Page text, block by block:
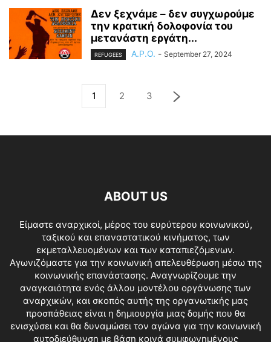
Δεν ξεχνάμε – δεν συγχωρούμε
την κρατική δολοφονία του
μετανάστη εργάτη...
REFUGEES A.P.O. - September 27, 2024
1 2 3
ABOUT US
Είμαστε αναρχικοί, μέρος του ευρύτερου κοινωνικού,
ταξικού και επαναστατικού κινήματος, των
εκμεταλλευομένων και των καταπιεζόμενων.
Αγωνιζόμαστε για την κοινωνική απελευθέρωση μέσω της
κοινωνικής επανάστασης. Αναγνωρίζουμε την
αναγκαιότητα ενός άλλου μοντέλου οργάνωσης των
αναρχικών, και σκοπός αυτής της οργανωτικής μας
προσπάθειας είναι η δημιουργία μιας δομής που θα
ενισχύσει και θα δυναμώσει τον αγώνα για την κοινωνική
αυτοδιεύθυνση με βάση κοινά συμφωνημένους